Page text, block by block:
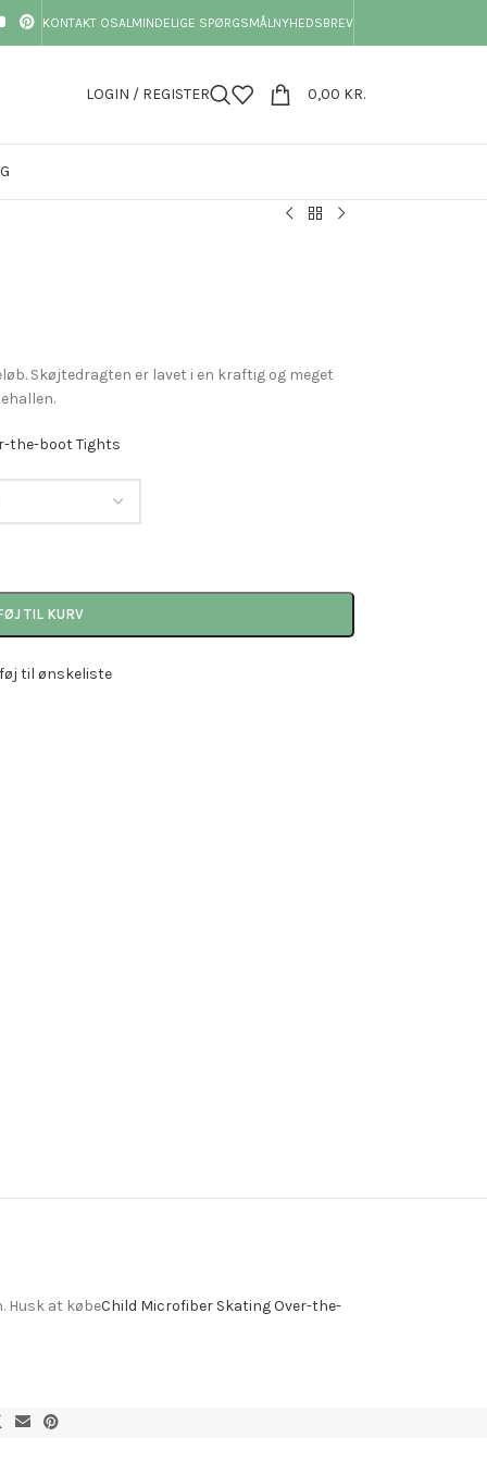
KONTAKT OSALMINDELIGE SPØRGSMÅLNYHEDSBREV
LOGIN / REGISTER 0,00 KR.
Skøjtedragten er lavet i en kraftig og meget
the-boot Tights
TIL KURV
til ønskeliste
Husk at købeChild Microfiber Skating Over-the-